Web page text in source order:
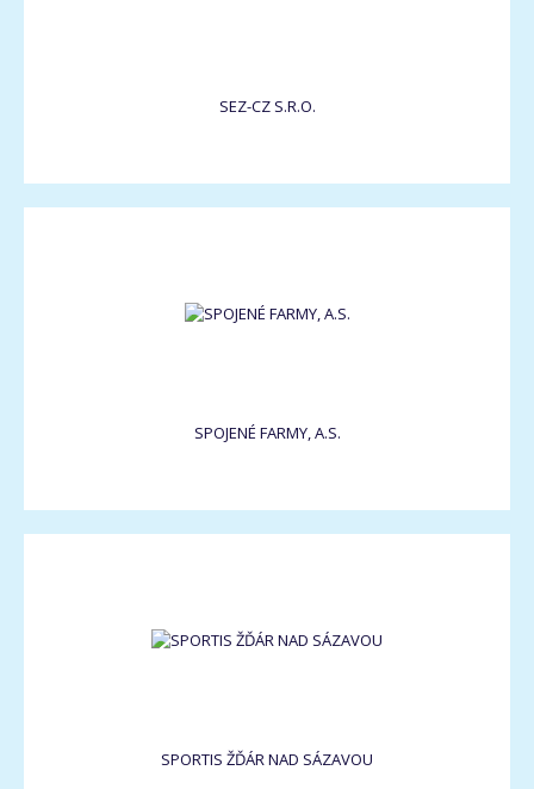
SEZ-CZ S.R.O.
SPOJENÉ FARMY, A.S.
SPORTIS ŽĎÁR NAD SÁZAVOU